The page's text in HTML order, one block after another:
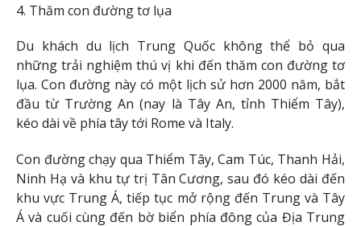
4. Thăm con đường tơ lụa
Du khách du lịch Trung Quốc không thể bỏ qua
những trải nghiệm thú vị khi đến thăm con đường tơ
lụa. Con đường này có một lịch sử hơn 2000 năm, bắt
đầu từ Trường An (nay là Tây An, tỉnh Thiểm Tây),
kéo dài về phía tây tới Rome và Italy.
Con đường chạy qua Thiểm Tây, Cam Túc, Thanh Hải,
Ninh Hạ và khu tự trị Tân Cương, sau đó kéo dài đến
khu vực Trung Á, tiếp tục mở rộng đến Trung và Tây
Á và cuối cùng đến bờ biển phía đông của Địa Trung